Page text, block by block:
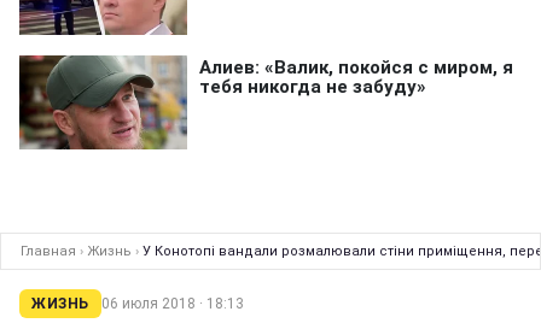
Главная › Жизнь › У Конотопі вандали розмалювали стіни приміщення,
ЖИЗНЬ 06 июля 2018 · 18:13